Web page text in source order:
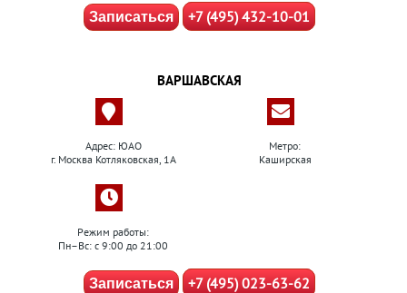
Записаться +7 (495) 432-10-01
ВАРШАВСКАЯ
Адрес: ЮАО
г. Москва Котляковская, 1А
Метро:
Каширская
Режим работы:
Пн–Вс: с 9:00 до 21:00
Записаться +7 (495) 023-63-62